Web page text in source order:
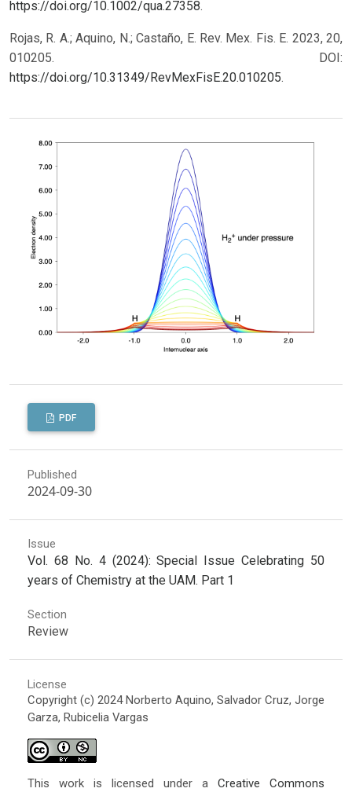
https://doi.org/10.1002/qua.27358.
Rojas, R. A.; Aquino, N.; Castaño, E. Rev. Mex. Fis. E. 2023, 20,
010205. DOI:
https://doi.org/10.31349/RevMexFisE.20.010205.
PDF
Published
2024-09-30
Issue
Vol. 68 No. 4 (2024): Special Issue Celebrating 50
years of Chemistry at the UAM. Part 1
Section
Review
License
Copyright (c) 2024 Norberto Aquino, Salvador Cruz, Jorge
Garza, Rubicelia Vargas
This work is licensed under aCreative Commons